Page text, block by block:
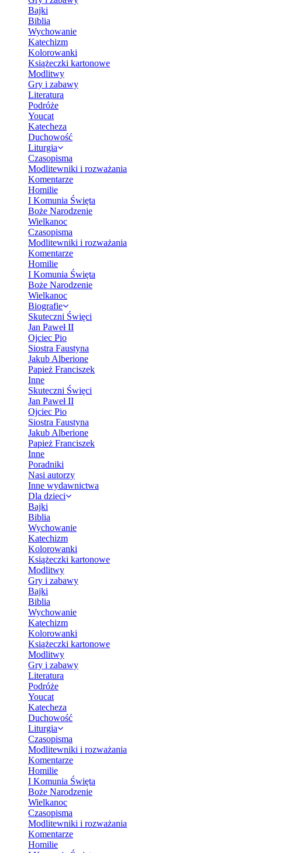
Bajki
Biblia
Wychowanie
Katechizm
Kolorowanki
Książeczki kartonowe
Modlitwy
Gry i zabawy
Literatura
Podróże
Youcat
Katecheza
Duchowość
Liturgia
Czasopisma
Modlitewniki i rozważania
Komentarze
Homilie
I Komunia Święta
Boże Narodzenie
Wielkanoc
Czasopisma
Modlitewniki i rozważania
Komentarze
Homilie
I Komunia Święta
Boże Narodzenie
Wielkanoc
Biografie
Skuteczni Święci
Jan Paweł II
Ojciec Pio
Siostra Faustyna
Jakub Alberione
Papież Franciszek
Inne
Skuteczni Święci
Jan Paweł II
Ojciec Pio
Siostra Faustyna
Jakub Alberione
Papież Franciszek
Inne
Poradniki
Nasi autorzy
Inne wydawnictwa
Dla dzieci
Bajki
Biblia
Wychowanie
Katechizm
Kolorowanki
Książeczki kartonowe
Modlitwy
Gry i zabawy
Bajki
Biblia
Wychowanie
Katechizm
Kolorowanki
Książeczki kartonowe
Modlitwy
Gry i zabawy
Literatura
Podróże
Youcat
Katecheza
Duchowość
Liturgia
Czasopisma
Modlitewniki i rozważania
Komentarze
Homilie
I Komunia Święta
Boże Narodzenie
Wielkanoc
Czasopisma
Modlitewniki i rozważania
Komentarze
Homilie